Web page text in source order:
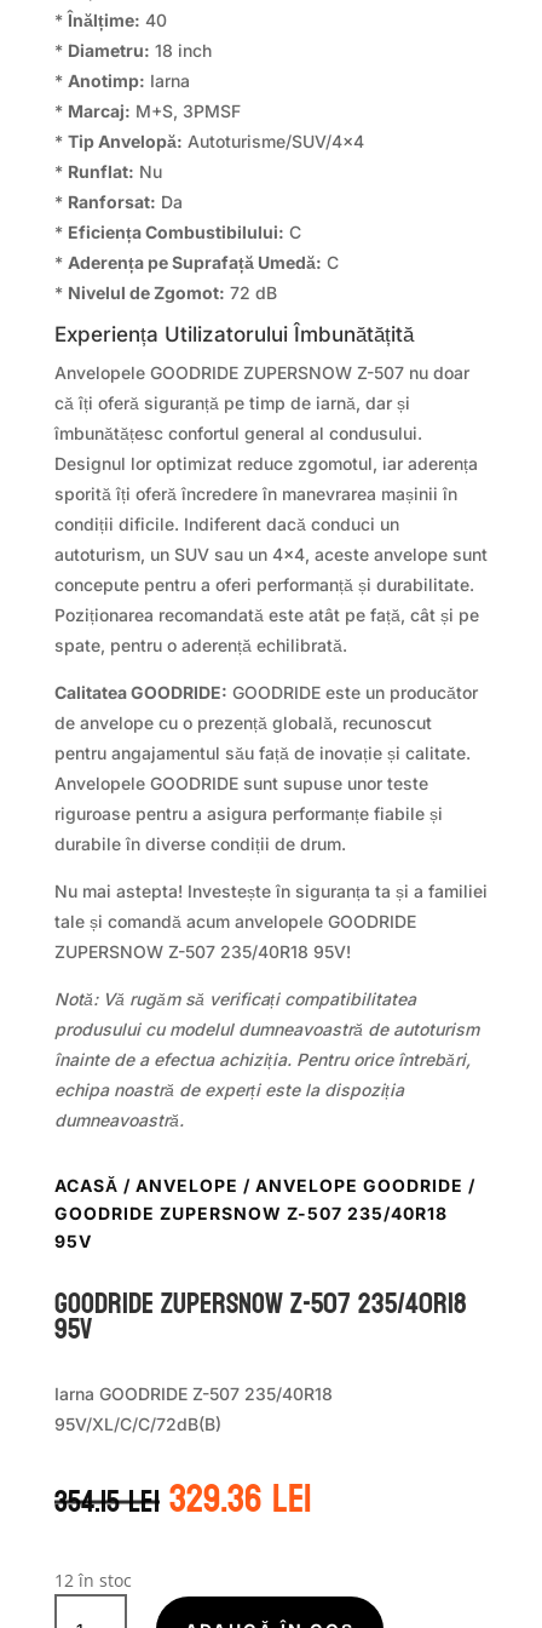
*Înălțime: 40
* Diametru: 18 inch
* Anotimp: Iarna
* Marcaj: M+S, 3PMSF
* Tip Anvelopă: Autoturisme/SUV/4×4
* Runflat: Nu
* Ranforsat: Da
* Eficiența Combustibilului: C
* Aderența pe Suprafață Umedă: C
* Nivelul de Zgomot: 72 dB
Experiența Utilizatorului Îmbunătățită
Anvelopele GOODRIDE ZUPERSNOW Z-507 nu doar
că îți oferă siguranță pe timp de iarnă, dar și
îmbunătățesc confortul general al condusului.
Designul lor optimizat reduce zgomotul, iar aderența
sporită îți oferă încredere în manevrarea mașinii în
condiții dificile. Indiferent dacă conduci un
autoturism, un SUV sau un 4×4, aceste anvelope sunt
concepute pentru a oferi performanță și durabilitate.
Poziționarea recomandată este atât pe față, cât și pe
spate, pentru o aderență echilibrată.
Calitatea GOODRIDE: GOODRIDE este un producător
de anvelope cu o prezență globală, recunoscut
pentru angajamentul său față de inovație și calitate.
Anvelopele GOODRIDE sunt supuse unor teste
riguroase pentru a asigura performanțe fiabile și
durabile în diverse condiții de drum.
Nu mai astepta! Investește în siguranța ta și a familiei
tale și comandă acum anvelopele GOODRIDE
ZUPERSNOW Z-507 235/40R18 95V!
Notă: Vă rugăm să verificați compatibilitatea
produsului cu modelul dumneavoastră de autoturism
înainte de a efectua achiziția. Pentru orice întrebări,
echipa noastră de experți este la dispoziția
dumneavoastră.
ACASĂ / ANVELOPE / ANVELOPE GOODRIDE /
GOODRIDE ZUPERSNOW Z-507 235/40R18
95V
GOODRIDE ZUPERSNOW Z-507 235/40R18
95V
Iarna GOODRIDE Z-507 235/40R18
95V/XL/C/C/72dB(B)
354.15leiPrețul
inițial
354.15 lei.
329.36leiPrețul
curent
12 în stoc
Cantitate